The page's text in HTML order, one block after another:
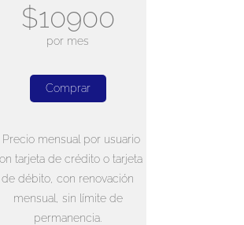
$10900
por mes
Comprar
Precio mensual por usuario
tarjeta de crédito o tarjeta
de débito, con renovación
mensual, sin límite de
permanencia.